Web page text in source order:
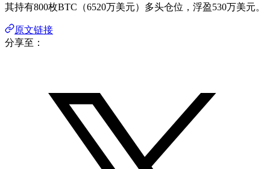
其持有800枚BTC（6520万美元）多头仓位，浮盈530万美元。
原文链接
分享至：